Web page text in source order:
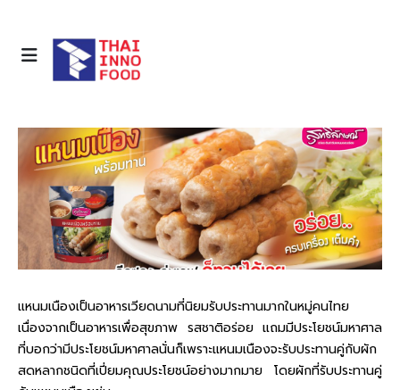
แหนมเนืองเป็นอาหารเวียดนามที่นิยมรับประทานมากในหมู่คนไทย
เนื่องจากเป็นอาหารเพื่อสุขภาพ รสชาติอร่อย แถมมีประโยชน์มหาศาล
ที่บอกว่ามีประโยชน์มหาศาลนั่นก็เพราะแหนมเนืองจะรับประทานคู่กับผัก
สดหลากชนิดที่เปี่ยมคุณประโยชน์อย่างมากมาย โดยผักที่รับประทานคู่